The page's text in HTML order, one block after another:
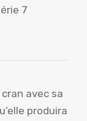
7
avec sa
produira